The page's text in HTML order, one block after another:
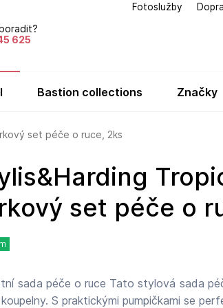
set péče o
sada péče o ruce Tato stylová sada
S praktickými pumpičkami se
625
Fotoslužby
set péče o ruce, 2ks
bastion collections značky